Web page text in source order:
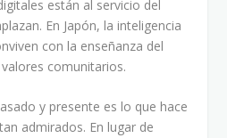
están al servicio del
En Japón, la inteligencia
con la enseñanza del
comunitarios.
y presente es lo que hace
admirados. En lugar de